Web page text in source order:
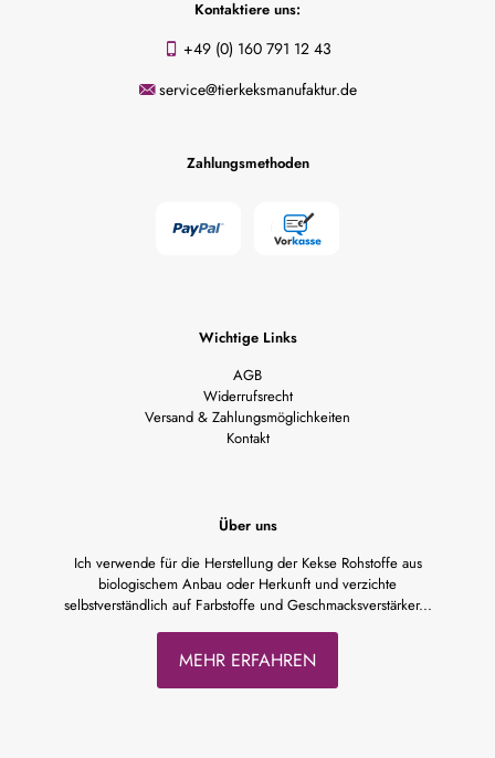
Kontaktiere uns:
+49 (0) 160 791 12 43
service@tierkeksmanufaktur.de
Zahlungsmethoden
Wichtige Links
AGB
Widerrufsrecht
Versand & Zahlungsmöglichkeiten
Kontakt
Über uns
Ich verwende für die Herstellung der Kekse Rohstoffe aus
biologischem Anbau oder Herkunft und verzichte
selbstverständlich auf Farbstoffe und Geschmacksverstärker...
MEHR ERFAHREN